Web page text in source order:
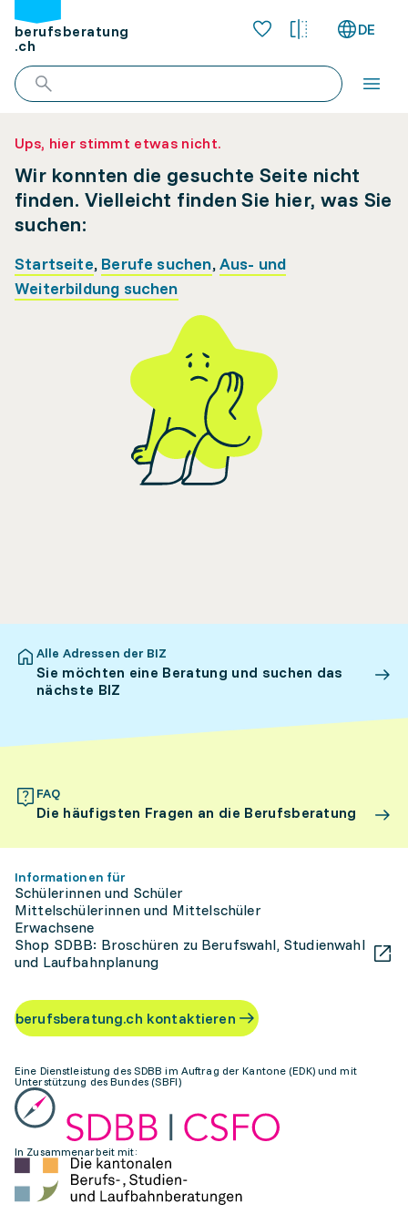
berufsberatung
.ch
DE
Ups, hier stimmt etwas nicht.
Wir konnten die gesuchte Seite nicht
finden. Vielleicht finden Sie hier, was Sie
suchen:
Startseite, Berufe suchen,Aus- und
Weiterbildung suchen
Alle Adressen der BIZ
Sie möchten eine Beratung und suchen das
nächste BIZ
FAQ
Die häufigsten Fragen an die Berufsberatung
Informationen für
Schülerinnen und Schüler
Mittelschülerinnen und Mittelschüler
Erwachsene
Shop SDBB: Broschüren zu Berufswahl, Studienwahl
und Laufbahnplanung
berufsberatung.ch kontaktieren
Eine Dienstleistung des SDBB im Auftrag der Kantone (EDK) und mit
Unterstützung des Bundes (SBFI)
In Zusammenarbeit mit: